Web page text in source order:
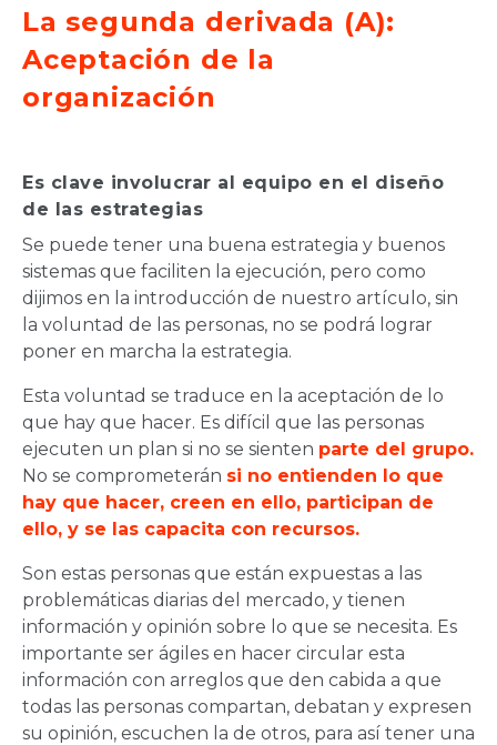
La segunda derivada (A):
Aceptación de la
organización
Es clave involucrar al equipo en el diseño
de las estrategias
Se puede tener una buena estrategia y buenos
sistemas que faciliten la ejecución, pero como
dijimos en la introducción de nuestro artículo, sin
la voluntad de las personas, no se podrá lograr
poner en marcha la estrategia.
Esta voluntad se traduce en la aceptación de lo
que hay que hacer. Es difícil que las personas
ejecuten un plan si no se sienten parte del grupo.
No se comprometerán si no entienden lo que
hay que hacer, creen en ello, participan de
ello, y se las capacita con recursos.
Son estas personas que están expuestas a las
problemáticas diarias del mercado, y tienen
información y opinión sobre lo que se necesita. Es
importante ser ágiles en hacer circular esta
información con arreglos que den cabida a que
todas las personas compartan, debatan y expresen
su opinión, escuchen la de otros, para así tener una